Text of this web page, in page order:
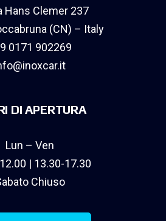
Hans Clemer 237
(CN) – Italy
0171 902269
DI APERTURA
Lun – Ven
| 13.30-17.30
Chiuso